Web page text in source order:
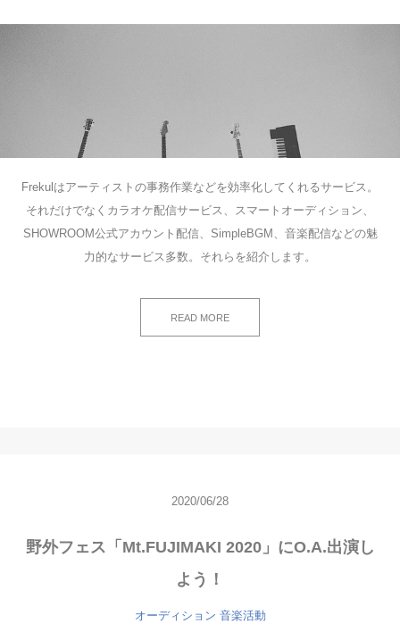
Frekulはアーティストの事務作業などを効率化してくれるサービス。
それだけでなくカラオケ配信サービス、スマートオーディション、
SHOWROOM公式アカウント配信、SimpleBGM、音楽配信などの魅
力的なサービス多数。それらを紹介します。
READ MORE
2020/06/28
野外フェス「Mt.FUJIMAKI 2020」にO.A.出演し
よう！
オーディション 音楽活動